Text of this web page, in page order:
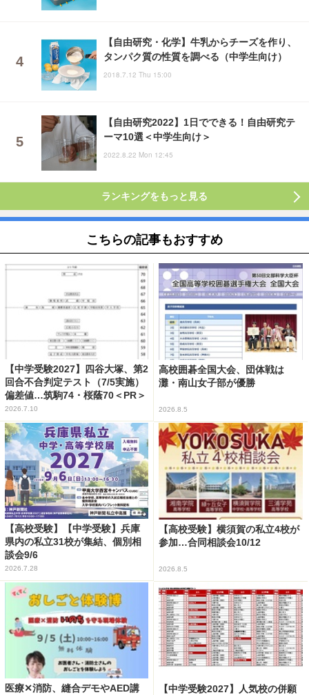
【自由研究・化学】牛乳からチーズを作り、
タンパク質の性質を調べる（中学生向け）
2018.7.12 Thu 15:00
【自由研究2022】1日でできる！自由研究テ
ーマ10選＜中学生向け＞
2022.8.22 Mon 12:45
ランキングをもっと見る
こちらの記事もおすすめ
【中学受験2027】四谷大塚、第2
回合不合判定テスト（7/5実施）
偏差値…筑駒74・桜蔭70＜PR＞
2026.7.10
高校囲碁全国大会、団体戦は
灘・南山女子部が優勝
2026.8.5
【高校受験】【中学受験】兵庫
県内の私立31校が集結、個別相
談会9/6
2026.7.28
【高校受験】横須賀の私立4校が
参加…合同相談会10/12
2026.8.5
医療✕消防、縫合デモやAED講
【中学受験2027】人気校の併願